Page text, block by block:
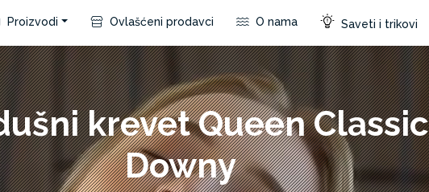
Proizvodi Ovlašćeni prodavci O nama Saveti i trikovi
krevet Queen Classic
Downy